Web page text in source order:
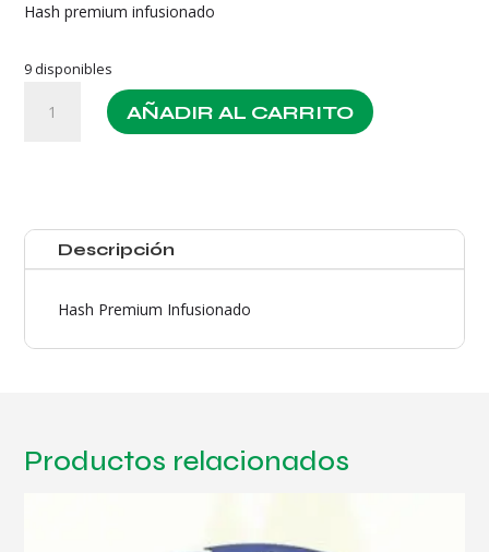
Hash premium infusionado
9 disponibles
AÑADIR AL CARRITO
Descripción
Hash Premium Infusionado
Productos relacionados